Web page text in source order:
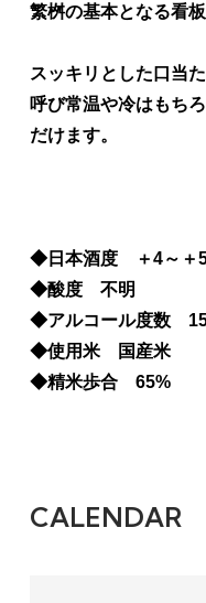
繁桝の基本となる看板
スッキリとした口当
呼び常温や冷はもち
だけます。
◆日本酒度 ＋4～＋
◆酸度 不明
◆アルコール度数
◆使用米 国産米
◆精米歩合 65%
CALENDAR